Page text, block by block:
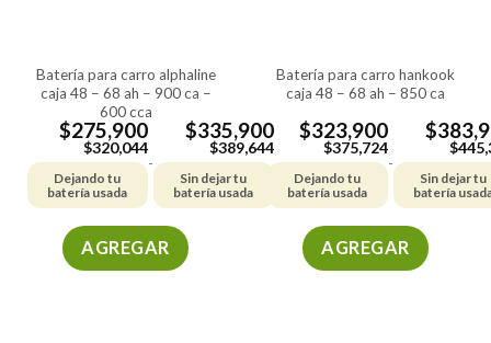
batería para carro alphaline
caja 48 – 68 ah – 900 ca –
600 cca
$275,900
$320,044
Dejando tu
batería usada
-
$335,900
$389,644
Sin dejar tu
batería usada
AGREGAR
batería para carro hankook
caja 48 – 68 ah – 850 ca
$323,900
$375,724
Dejando tu
batería usada
-
$
$
Sin dejar tu
batería
AGREGAR